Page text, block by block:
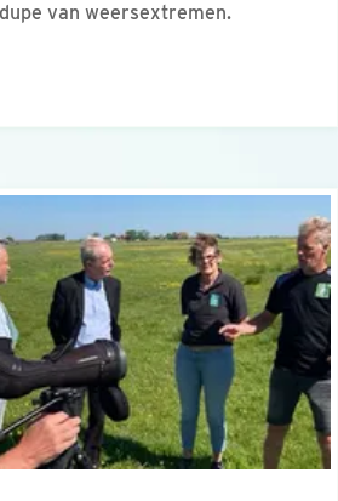
van weersextremen.